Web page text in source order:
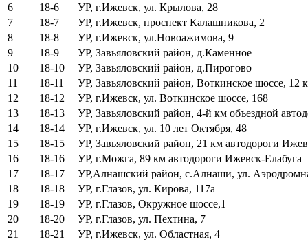
6
18-6
УР, г.Ижевск, ул. Крылова, 28
7
18-7
УР, г.Ижевск, проспект Калашникова, 2
8
18-8
УР, г.Ижевск, ул.Новоажимова, 9
9
18-9
УР, Завьяловский район, д.Каменное
10
18-10
УР, Завьяловский район, д.Пирогово
11
18-11
УР, Завьяловский район, Воткинское шоссе, 12
12
18-12
УР, г.Ижевск, ул. Воткинское шоссе, 168
13
18-13
УР, Завьяловский район, 4-й км объездной
14
18-14
УР, г.Ижевск, ул. 10 лет Октября, 48
15
18-15
УР, Завьяловский район, 21 км автодороги
16
18-16
УР, г.Можга, 89 км автодороги Ижевск-Елабуга
17
18-17
УР,Алнашский район, с.Алнаши, ул.
18
18-18
УР, г.Глазов, ул. Кирова, 117а
19
18-19
УР, г.Глазов, Окружное шоссе,1
20
18-20
УР, г.Глазов, ул. Пехтина, 7
21
18-21
УР, г.Ижевск, ул. Областная, 4